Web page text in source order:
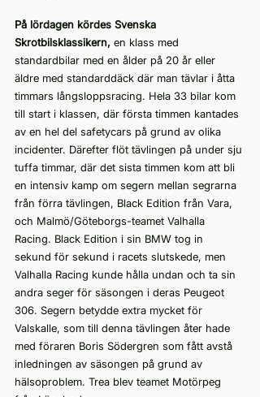
På lördagen kördes Svenska
Skrotbilsklassikern, en klass med
standardbilar med en ålder på 20 år eller
äldre med standarddäck där man tävlar i åtta
timmars långsloppsracing. Hela 33 bilar kom
till start i klassen, där första timmen kantades
av en hel del safetycars på grund av olika
incidenter. Därefter flöt tävlingen på under sju
tuffa timmar, där det sista timmen kom att bli
en intensiv kamp om segern mellan segrarna
från förra tävlingen, Black Edition från Vara,
och Malmö/Göteborgs-teamet Valhalla
Racing. Black Edition i sin BMW tog in
sekund för sekund i racets slutskede, men
Valhalla Racing kunde hålla undan och ta sin
andra seger för säsongen i deras Peugeot
306. Segern betydde extra mycket för
Valskalle, som till denna tävlingen åter hade
med föraren Boris Södergren som fått avstå
inledningen av säsongen på grund av
hälsoproblem. Trea blev teamet Motörpeg